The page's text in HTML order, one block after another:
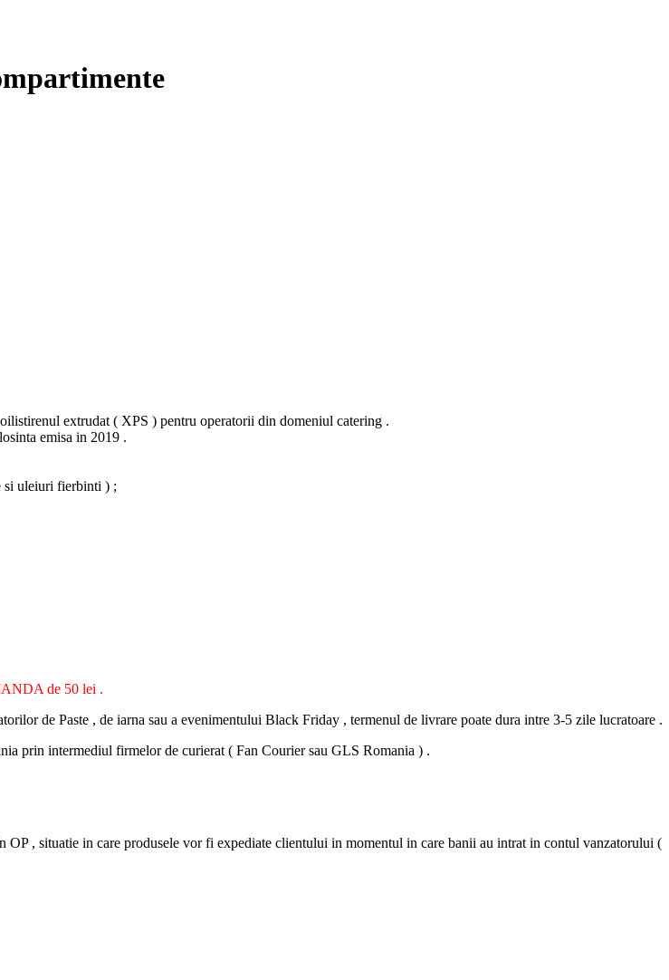
extrudat ( XPS ) pentru operatorii din domeniul catering .
emisa in 2019 .
si uleiuri fierbinti ) ;
de 50 lei .
de Paste , de iarna sau a evenimentului Black Friday , termenul de livrare poate dura intre 3-5 zile lucratoare .
prin intermediul firmelor de curierat ( Fan Courier sau GLS Romania ) .
, situatie in care produsele vor fi expediate clientului in momentul in care banii au intrat in contul vanzatorului (